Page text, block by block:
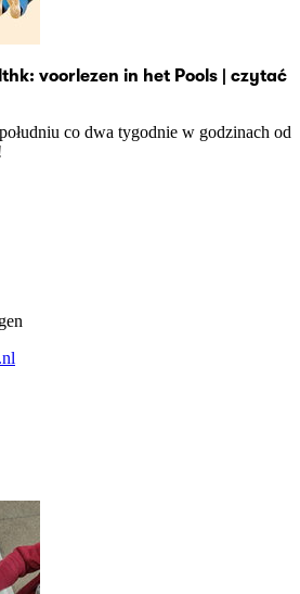
voorlezen in het Pools | czytać
co dwa tygodnie w godzinach od